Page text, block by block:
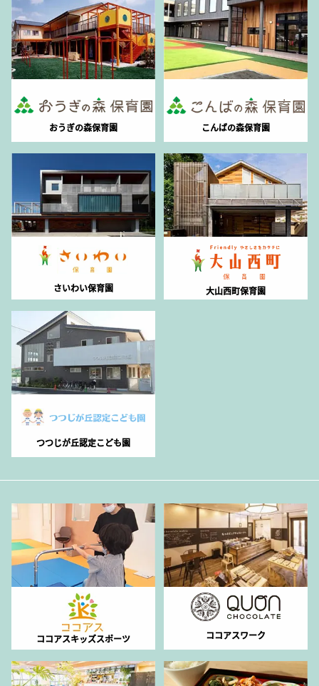
おうぎの森保育園 こんばの森保育園
さいわい保育園 大山西町保育園
つつじが丘認定こども園
ココアスキッズスポーツ ココアスワーク